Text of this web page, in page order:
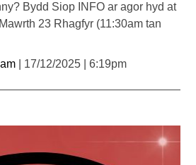
Bydd Siop INFO ar agor hyd at
23 Rhagfyr (11:30am tan
| 17/12/2025 | 6:19pm